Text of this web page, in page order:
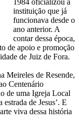
1984 oficializou a
instituição que já
funcionava desde o
ano anterior. A
contar dessa época,
de apoio e promoção
de Juiz de Fora.
Meireles de Resende,
Centenário
de uma Igreja Local
de Jesus’. E
viva dessa história